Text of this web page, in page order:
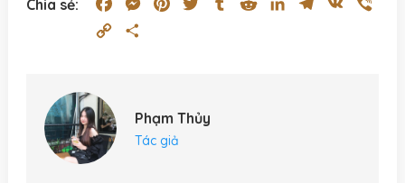
Chia sẻ:
Copy
Phạm Thủy
Tác giả